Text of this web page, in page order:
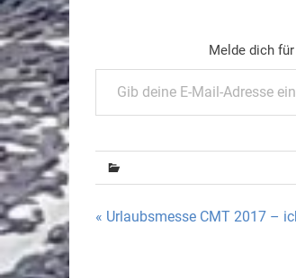
Melde dich
Gib deine E-Mail-Adresse ein ...
« Urlaubsmesse CMT 2017 –